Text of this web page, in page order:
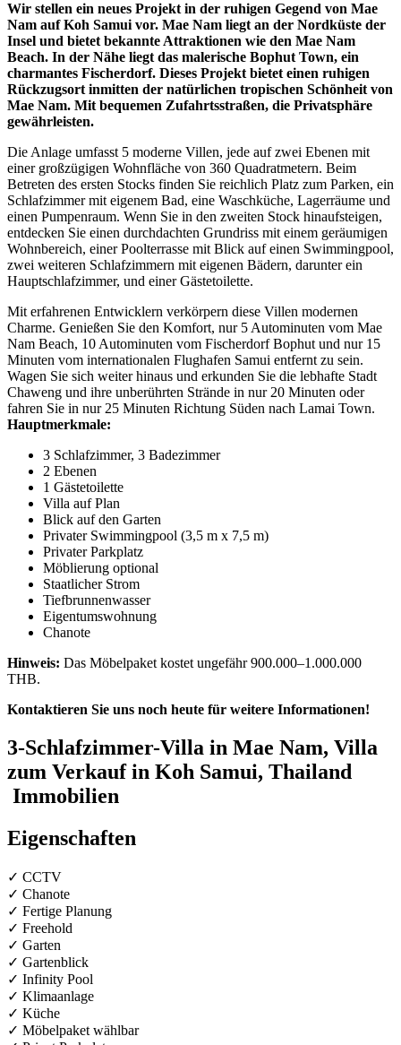
Wir stellen ein neues Projekt in der ruhigen Gegend von Mae
Nam auf Koh Samui vor. Mae Nam liegt an der Nordküste der
Insel und bietet bekannte Attraktionen wie den Mae Nam
Beach. In der Nähe liegt das malerische Bophut Town, ein
charmantes Fischerdorf. Dieses Projekt bietet einen ruhigen
Rückzugsort inmitten der natürlichen tropischen Schönheit von
Mae Nam. Mit bequemen Zufahrtsstraßen, die Privatsphäre
gewährleisten.
Die Anlage umfasst 5 moderne Villen, jede auf zwei Ebenen mit
einer großzügigen Wohnfläche von 360 Quadratmetern. Beim
Betreten des ersten Stocks finden Sie reichlich Platz zum Parken, ein
Schlafzimmer mit eigenem Bad, eine Waschküche, Lagerräume und
einen Pumpenraum. Wenn Sie in den zweiten Stock hinaufsteigen,
entdecken Sie einen durchdachten Grundriss mit einem geräumigen
Wohnbereich, einer Poolterrasse mit Blick auf einen Swimmingpool,
zwei weiteren Schlafzimmern mit eigenen Bädern, darunter ein
Hauptschlafzimmer, und einer Gästetoilette.
Mit erfahrenen Entwicklern verkörpern diese Villen modernen
Charme. Genießen Sie den Komfort, nur 5 Autominuten vom Mae
Nam Beach, 10 Autominuten vom Fischerdorf Bophut und nur 15
Minuten vom internationalen Flughafen Samui entfernt zu sein.
Wagen Sie sich weiter hinaus und erkunden Sie die lebhafte Stadt
Chaweng und ihre unberührten Strände in nur 20 Minuten oder
fahren Sie in nur 25 Minuten Richtung Süden nach Lamai Town.
Hauptmerkmale:
3 Schlafzimmer, 3 Badezimmer
2 Ebenen
1 Gästetoilette
Villa auf Plan
Blick auf den Garten
Privater Swimmingpool (3,5 m x 7,5 m)
Privater Parkplatz
Möblierung optional
Staatlicher Strom
Tiefbrunnenwasser
Eigentumswohnung
Chanote
Hinweis: Das Möbelpaket kostet ungefähr 900.000–1.000.000
THB.
Kontaktieren Sie uns noch heute für weitere Informationen!
3-Schlafzimmer-Villa in Mae Nam, Villa
zum Verkauf in Koh Samui, Thailand
Immobilien
Eigenschaften
✓ CCTV
✓ Chanote
✓ Fertige Planung
✓ Freehold
✓ Garten
✓ Gartenblick
✓ Infinity Pool
✓ Klimaanlage
✓ Küche
✓ Möbelpaket wählbar